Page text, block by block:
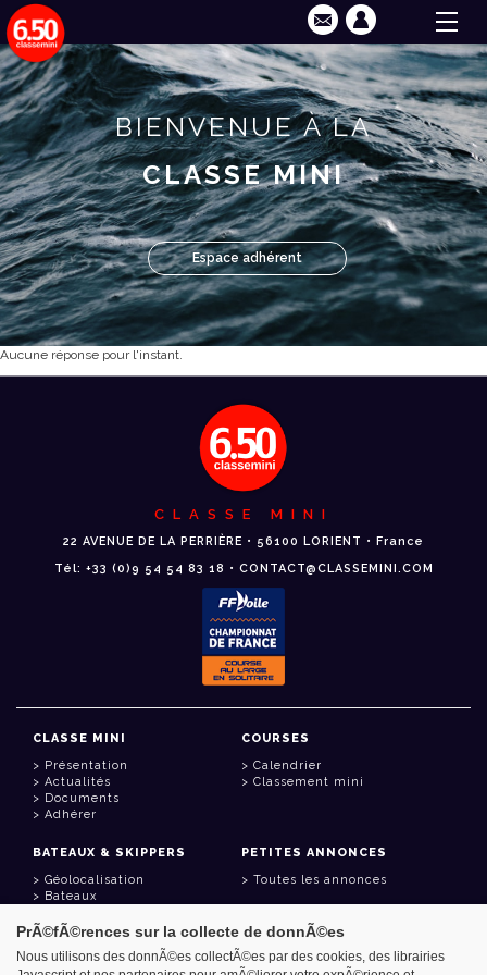
BIENVENUE À LA
CLASSE MINI
Espace adhérent
Aucune réponse pour l'instant.
CLASSE MINI
22 AVENUE DE LA PERRIÈRE • 56100 LORIENT • France
Tél: +33 (0)9 54 54 83 18 • CONTACT@CLASSEMINI.COM
CLASSE MINI
Présentation
Actualités
Documents
Adhérer
COURSES
Calendrier
Classement mini
BATEAUX & SKIPPERS
Géolocalisation
Bateaux
PETITES ANNONCES
Toutes les annonces
LIENS UTILES
PrÃ©fÃ©rences sur la collecte de donnÃ©es
Nous utilisons des donnÃ©es collectÃ©es par des cookies, des librairies